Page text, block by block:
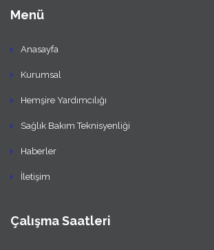
Menü
Anasayfa
Kurumsal
Hemşire Yardımcılığı
Sağlık Bakım Teknisyenliği
Haberler
İletişim
Çalışma Saatleri